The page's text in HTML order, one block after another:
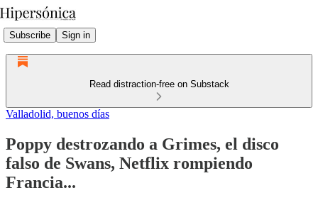
Subscribe Sign in
Read distraction-free on Substack
Valladolid, buenos días
Poppy destrozando a Grimes, el disco
falso de Swans, Netflix rompiendo
Francia...